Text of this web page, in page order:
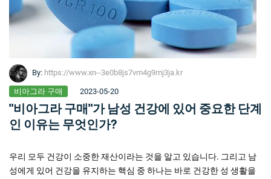
By: https://www.xn--3e0b8js7vm4g9mj3ja.kr
비아그라 구매 2023-05-20
"비아그라 구매"가 남성 건강에 있어 중요한 단계
인 이유는 무엇인가?
우리 모두 건강이 소중한 재산이라는 것을 알고 있습니다. 그리고 남
성에게 있어 건강을 유지하는 핵심 중 하나는 바로 건강한 성 생활을